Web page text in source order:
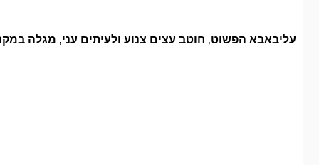
עליבאבא הפשוט, חוטב עצים צנוע ולעיתים עני, מגלה